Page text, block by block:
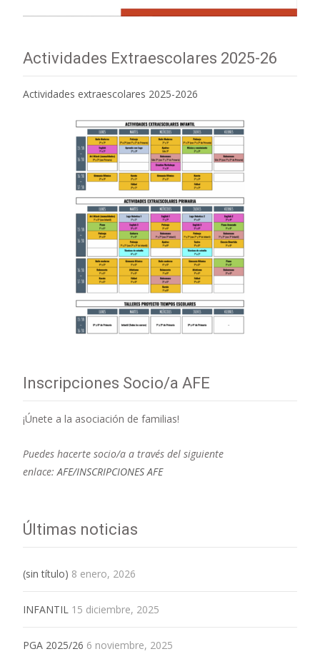
Actividades Extraescolares 2025-26
Actividades extraescolares 2025-2026
Inscripciones Socio/a AFE
¡Únete a la asociación de familias!
Puedes hacerte socio/a a través del siguiente
enlace:AFE/INSCRIPCIONES AFE
Últimas noticias
(sin título) 8 enero, 2026
INFANTIL 15 diciembre, 2025
PGA 2025/26 6 noviembre, 2025